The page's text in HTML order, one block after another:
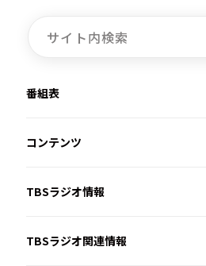
番組表
コンテンツ
TBSラジオ情報
TBSラジオ関連情報